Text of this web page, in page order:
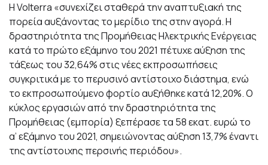
Η Volterra «συνεχίζει σταθερά την αναπτυξιακή της
πορεία αυξάνοντας το μερίδιο της στην αγορά. Η
δραστηριότητα της Προμήθειας Ηλεκτρικής Ενέργειας
κατά το πρώτο εξάμηνο του 2021 πέτυχε αύξηση της
τάξεως του 32,64% στις νέες εκπροσωπήσεις
συγκριτικά με το περυσινό αντίστοιχο διάστημα, ενώ
το εκπροσωπούμενο φορτίο αυξήθηκε κατά 12,20%. Ο
κύκλος εργασιών από την δραστηριότητα της
Προμήθειας (εμπορία) ξεπέρασε τα 58 εκατ. ευρώ το
α’ εξάμηνο του 2021, σημειώνοντας αύξηση 13,7% έναντι
της αντίστοιχης περσινής περιόδου».